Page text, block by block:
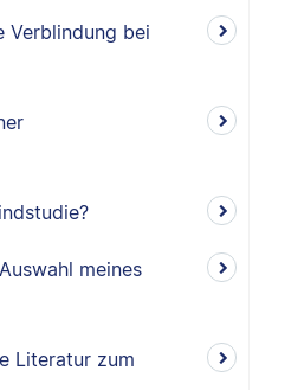
Verblindung bei
meines
Literatur zum